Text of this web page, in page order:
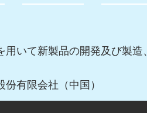
いて新製品の開発及び製
有限会社（中国）